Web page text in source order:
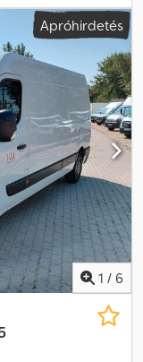
, kibocsátási
3 200 mm,
2020
zár,
Viber
S Rio Dsrf Ez a
tükrök és ablakok
Apróhirdetés
1 / 6